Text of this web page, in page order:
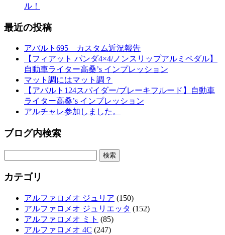
ル！
最近の投稿
アバルト695 カスタム近況報告
【フィアット パンダ4×4/ノンスリップアルミペダル】
自動車ライター高桑’s インプレッション
マット調にはマット調？
【アバルト124スパイダー/ブレーキフルード】自動車
ライター高桑’s インプレッション
アルチャレ参加しました。
ブログ内検索
カテゴリ
アルファロメオ ジュリア (150)
アルファロメオ ジュリエッタ (152)
アルファロメオ ミト (85)
アルファロメオ 4C (247)